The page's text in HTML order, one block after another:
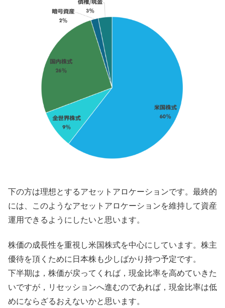
下の方は理想とするアセットアロケーションです。最終的
には、このようなアセットアロケーションを維持して資産
運用できるようにしたいと思います。
株価の成長性を重視し米国株式を中心にしています。株主
優待を頂くために日本株も少しばかり持つ予定です。
下半期は，株価が戻ってくれば，現金比率を高めていきた
いですが，リセッションへ進むのであれば，現金比率は低
めにならざるおえないかと思います。